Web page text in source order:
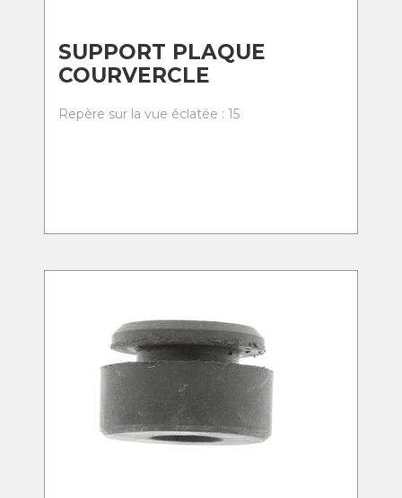
SUPPORT PLAQUE
COURVERCLE
Repère sur la vue éclatée : 15